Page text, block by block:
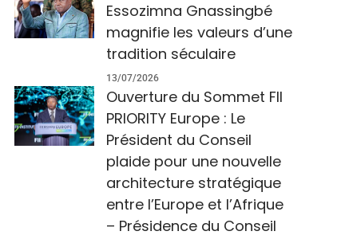
Essozimna Gnassingbé
magnifie les valeurs d’une
tradition séculaire
13/07/2026
Ouverture du Sommet FII
PRIORITY Europe : Le
Président du Conseil
plaide pour une nouvelle
architecture stratégique
entre l’Europe et l’Afrique
– Présidence du Conseil